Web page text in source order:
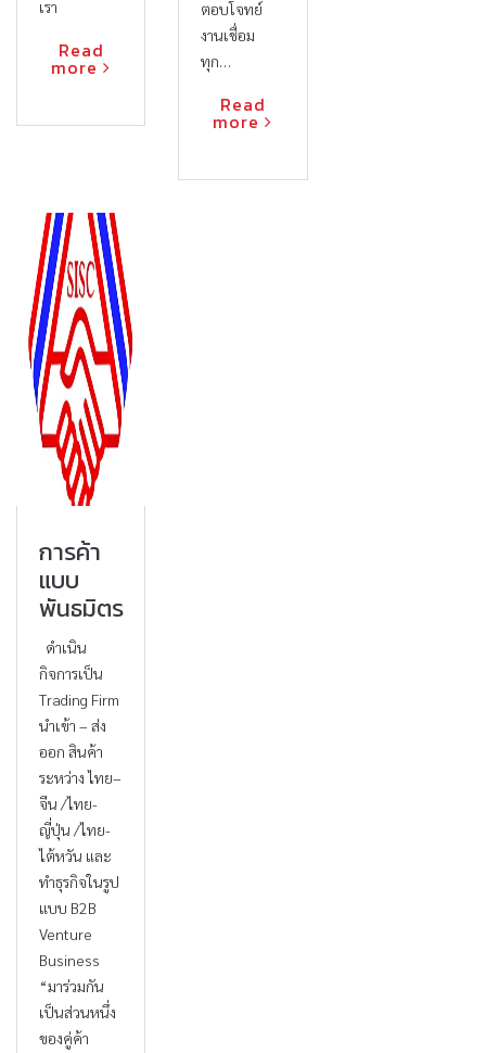
เรา
Read
more
ตอบโจทย์
งานเชื่อม
ทุก…
Read
more
การค้า
แบบ
พันธมิตร
ดำเนิน
กิจการเป็น
Trading Firm
นำเข้า – ส่ง
ออก สินค้า
ระหว่าง ไทย–
จีน /ไทย-
ญี่ปุ่น /ไทย-
ไต้หวัน และ
ทำธุรกิจในรูป
แบบ B2B
Venture
Business
“มาร่วมกัน
เป็นส่วนหนึ่ง
ของคู่ค้า